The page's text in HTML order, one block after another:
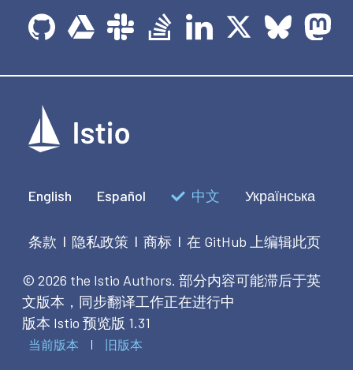
English Español 中文 Українська
条款 | 隐私政策 | 商标 | 在 GitHub 上编辑此页
© 2026 the Istio Authors. 部分内容可能滞后于英
文版本，同步翻译工作正在进行中
版本 Istio 预览版 1.31
当前版本 旧版本